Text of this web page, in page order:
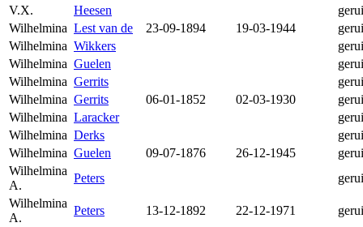
V.X.
Heesen
Wilhelmina Lest van de 23-09-1894 19-03-1944
Wilhelmina Wikkers
Wilhelmina Guelen
Wilhelmina Gerrits
Wilhelmina Gerrits 06-01-1852 02-03-1930
Wilhelmina Laracker
Wilhelmina Derks
Wilhelmina Guelen 09-07-1876 26-12-1945
Wilhelmina
A.
Peters
Wilhelmina
A.
Peters 13-12-1892 22-12-1971